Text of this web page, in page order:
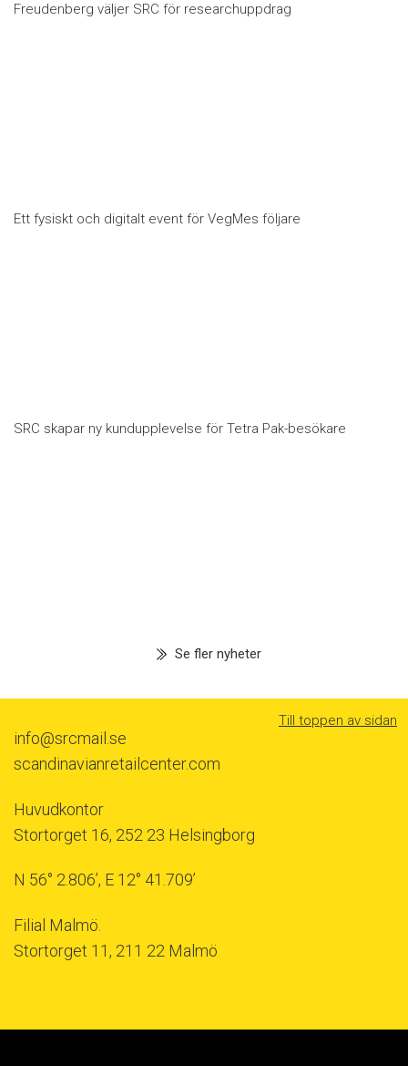
Freudenberg väljer SRC för researchuppdrag
Ett fysiskt och digitalt event för VegMes följare
SRC skapar ny kundupplevelse för Tetra Pak-besökare
Se fler nyheter
info@srcmail.se
scandinavianretailcenter.com
Huvudkontor
Stortorget 16, 252 23 Helsingborg
N 56° 2.806’, E 12° 41.709’
Filial Malmö.
Stortorget 11, 211 22 Malmö
Till toppen av sidan